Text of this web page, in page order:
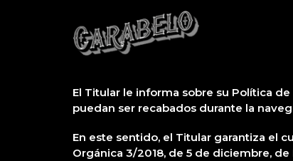
Política de
El Titular le informa sobre su Política
puedan ser recabados durante la
En este sentido, el Titular garantiza el
Orgánica 3/2018, de 5 de diciembre,